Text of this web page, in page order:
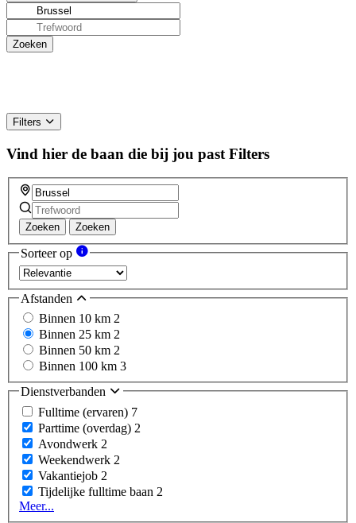
Filters
Vind hier de baan die bij jou past Filters
Zoeken Zoeken
Sorteer op
Afstanden
Binnen 10 km 2
Binnen 25 km 2
Binnen 50 km 2
Binnen 100 km 3
Dienstverbanden
Fulltime (ervaren) 7
Parttime (overdag) 2
Avondwerk 2
Weekendwerk 2
Vakantiejob 2
Tijdelijke fulltime baan 2
Meer...